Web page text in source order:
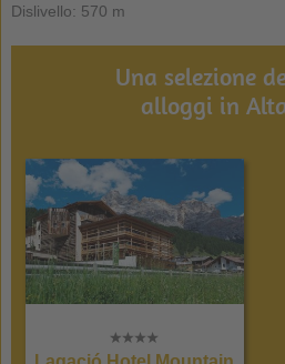
Dislivello: 570 m
Una selezione
alloggi in